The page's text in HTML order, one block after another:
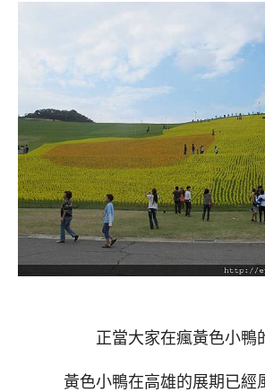
正當大家在瘋黃色小鴨
黃色小鴨在高雄的展期已經